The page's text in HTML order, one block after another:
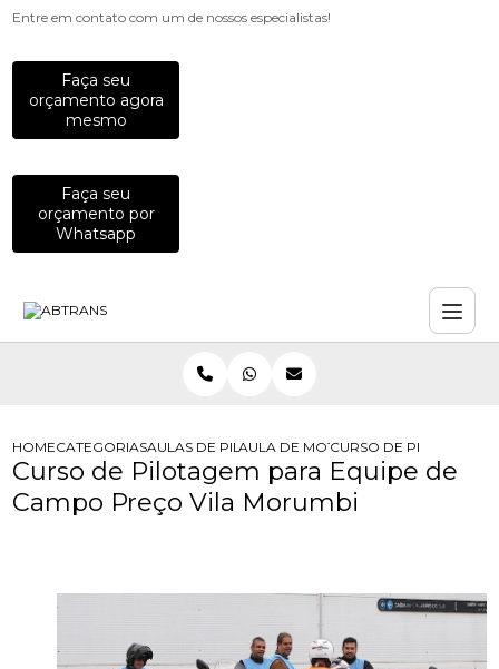
Entre em contato com um de nossos especialistas!
Faça seu
orçamento agora
mesmo
Faça seu
orçamento por
Whatsapp
HOMECATEGORIASAULAS DE PILOTAGEM PARA EMPRESAS
AULA DE MOTO PARACURSO DE PILOTAGEM
Curso de Pilotagem para Equipe de
Campo Preço Vila Morumbi